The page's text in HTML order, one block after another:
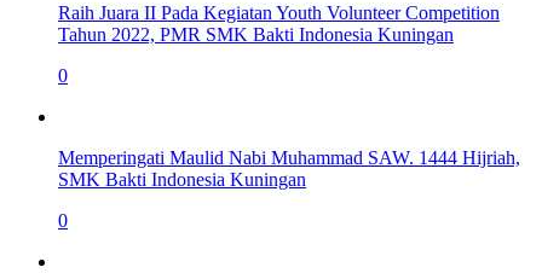
Raih Juara II Pada Kegiatan Youth Volunteer Competition
Tahun 2022, PMR SMK Bakti Indonesia Kuningan
0
Memperingati Maulid Nabi Muhammad SAW. 1444 Hijriah,
SMK Bakti Indonesia Kuningan
0